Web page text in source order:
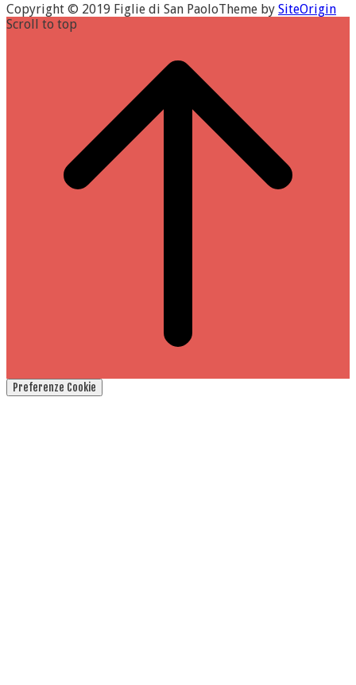
Copyright © 2019 Figlie di San PaoloTheme by SiteOrigin
Scroll to top
Preferenze Cookie